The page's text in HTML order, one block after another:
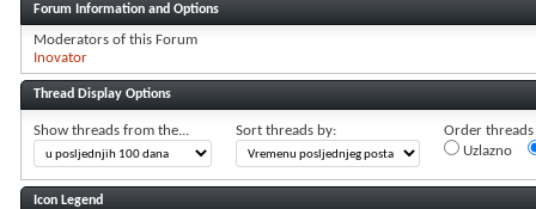
Forum Information and Options
Moderators of this Forum
Inovator
Thread Display Options
Show threads from the... Sort threads by:
Order threads
Uzlazno
Icon Legend